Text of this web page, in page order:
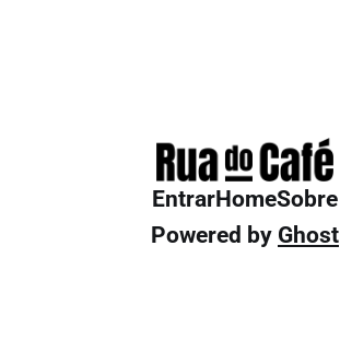
EntrarHomeSobre
Powered by Ghost